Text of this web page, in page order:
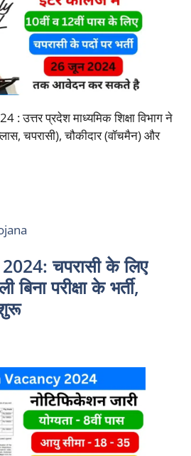
उत्तर प्रदेश माध्यमिक शिक्षा विभाग ने
चपरासी), चौकीदार (वॉचमैन) और
चपरासी के लिए
बिना परीक्षा के भर्ती,